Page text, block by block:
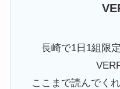
長崎で1日1組限
ここまで読んでく